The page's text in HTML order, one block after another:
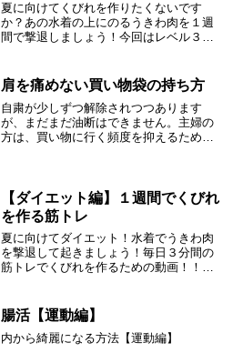
夏に向けてくびれを作りたくないです
か？あの水着の上にのるうきわ肉を１週
間で撃退しましょう！今回はレベル３で
肩を痛めない買い物袋の持ち方
自粛が少しずつ解除されつつあります
が、まだまだ油断はできません。主婦の
方は、買い物に行く頻度を抑えるために
原因は買い物袋の持ち方だったりしま
す。コツをつかめば痛みは無くなりま
す。是非ご覧ください。
【ダイエット編】１週間でくびれ
を作る筋トレ
夏に向けてダイエット！水着でうきわ肉
を撃退して起きましょう！毎日３分間の
筋トレでくびれを作るための動画！！動
腸活【運動編】
内から綺麗になる方法【運動編】